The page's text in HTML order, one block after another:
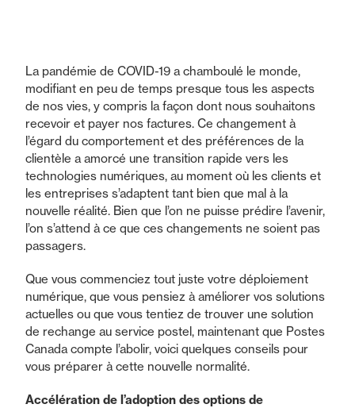
La pandémie de COVID-19 a chamboulé le monde,
modifiant en peu de temps presque tous les aspects
de nos vies, y compris la façon dont nous souhaitons
recevoir et payer nos factures. Ce changement à
l’égard du comportement et des préférences de la
clientèle a amorcé une transition rapide vers les
technologies numériques, au moment où les clients et
les entreprises s’adaptent tant bien que mal à la
nouvelle réalité. Bien que l’on ne puisse prédire l’avenir,
l’on s’attend à ce que ces changements ne soient pas
passagers.
Que vous commenciez tout juste votre déploiement
numérique, que vous pensiez à améliorer vos solutions
actuelles ou que vous tentiez de trouver une solution
de rechange au service postel, maintenant que Postes
Canada compte l’abolir, voici quelques conseils pour
vous préparer à cette nouvelle normalité.
Accélération de l’adoption des options de